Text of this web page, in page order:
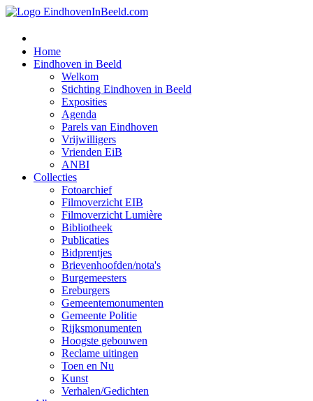
Home
Eindhoven in Beeld
Welkom
Stichting Eindhoven in Beeld
Exposities
Agenda
Parels van Eindhoven
Vrijwilligers
Vrienden EiB
ANBI
Collecties
Fotoarchief
Filmoverzicht EIB
Filmoverzicht Lumière
Bibliotheek
Publicaties
Bidprentjes
Brievenhoofden/nota's
Burgemeesters
Ereburgers
Gemeentemonumenten
Gemeente Politie
Rijksmonumenten
Hoogste gebouwen
Reclame uitingen
Toen en Nu
Kunst
Verhalen/Gedichten